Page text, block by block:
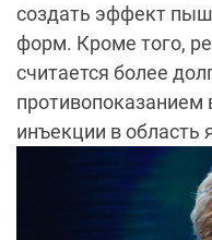
создать эффект
форм. Кроме того,
считается более
инъекции в область